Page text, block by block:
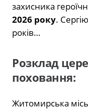
захисника
2026 року.
років…
Розклад
поховання:
Житомирська